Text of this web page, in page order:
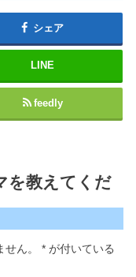
シェア
LINE
feedly
を教えてくだ
ん。 * が付いている